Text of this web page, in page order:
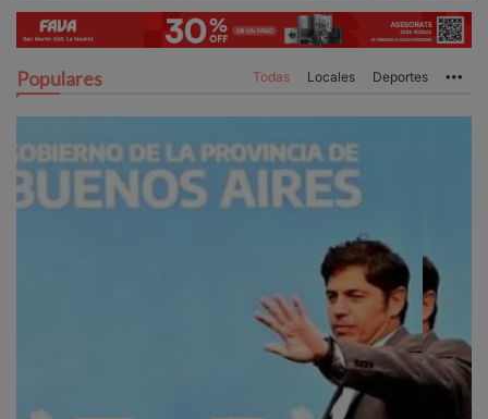
Populares Todas Locales Deportes